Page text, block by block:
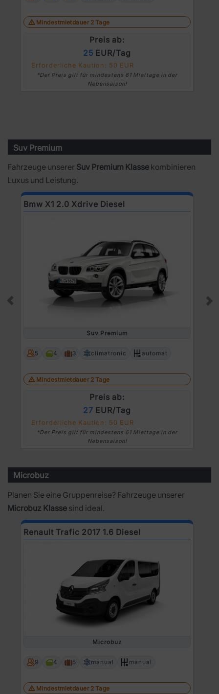
Mindestmietdauer 2 Tage
Preis ab:
25 EUR/Tag
Erforderliche Kaution: 50 EUR
*Der Preis gilt für mindestens 61 Miettage in der
Nebensaison!
Suv Premium
Fahrzeuge unserer Suv Premium Klasse kombinieren
Luxus und Leistung.
Bmw X1 2.0 Xdrive Diesel
Suv Premium
5 4 3 climatronic automat
Mindestmietdauer 2 Tage
Preis ab:
27 EUR/Tag
Erforderliche Kaution: 50 EUR
*Der Preis gilt für mindestens 61 Miettage in der
Nebensaison!
Microbuz
Planen Sie eine Gruppenreise? Fahrzeuge unserer
Microbuz Klasse sind ideal.
Renault Trafic 2017 1.6 Diesel
Microbuz
9 4 5 manual manual
Mindestmietdauer 2 Tage